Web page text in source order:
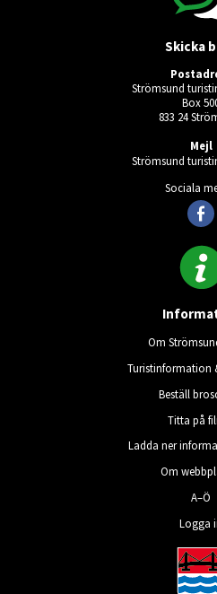
Skicka
Strömsund
Box
833 24
Mejl
Strömsund
Sociala
Om
Turistinformation
Beställ
Titta på
Ladda ner
Om
A–Ö
Logga